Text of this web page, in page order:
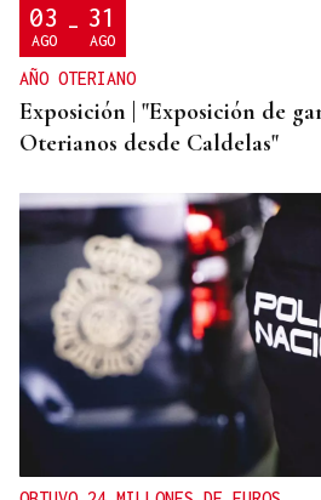
03
AGO - 31
AGO
AÑO OTERIANO
Exposición | "Exposición de
Oterianos desde Caldelas"